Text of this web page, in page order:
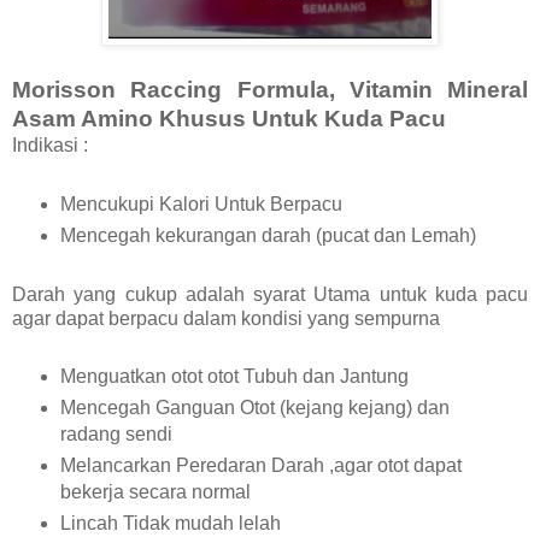
Morisson Raccing Formula, Vitamin Mineral
Asam Amino Khusus Untuk Kuda Pacu
Indikasi :
Mencukupi Kalori Untuk Berpacu
Mencegah kekurangan darah (pucat dan Lemah)
Darah yang cukup adalah syarat Utama untuk kuda pacu
agar dapat berpacu dalam kondisi yang sempurna
Menguatkan otot otot Tubuh dan Jantung
Mencegah Ganguan Otot (kejang kejang) dan
radang sendi
Melancarkan Peredaran Darah ,agar otot dapat
bekerja secara normal
Lincah Tidak mudah lelah